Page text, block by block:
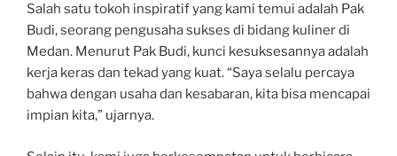
Salah satu tokoh inspiratif yang kami temui adalah Pak
Budi, seorang pengusaha sukses di bidang kuliner di
Medan. Menurut Pak Budi, kunci kesuksesannya adalah
kerja keras dan tekad yang kuat. “Saya selalu percaya
bahwa dengan usaha dan kesabaran, kita bisa mencapai
impian kita,” ujarnya.